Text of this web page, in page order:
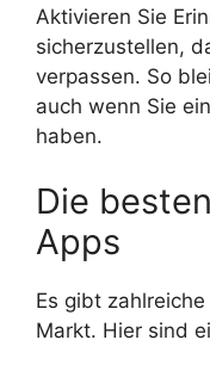
Aktivieren Sie
sicherzustellen,
verpassen. So
auch wenn Sie
haben.
Die
Apps
Es gibt
Markt. Hier sind